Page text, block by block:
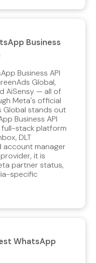
Business
Business API
Global,
AiSensy — all of
Meta's official
Global stands out
Business API
full-stack platform
DLT
account manager
it is
partner status,
specific
WhatsApp